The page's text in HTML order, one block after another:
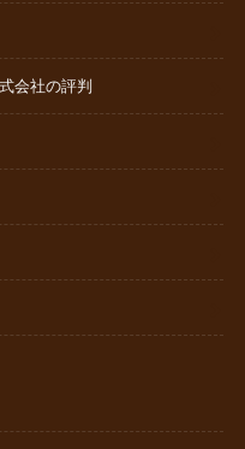
会社の評判